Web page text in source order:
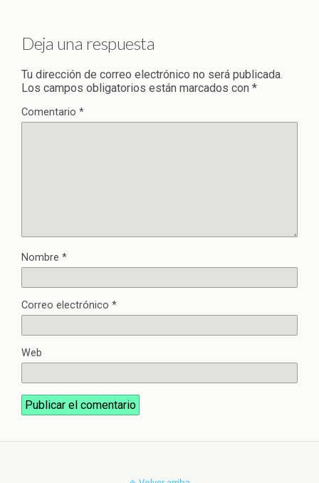
Deja una respuesta
Tu dirección de correo electrónico no será publicada.
Los campos obligatorios están marcados con *
Comentario *
Nombre *
Correo electrónico *
Web